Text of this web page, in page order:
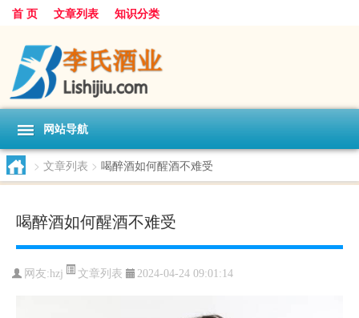
首 页 文章列表 知识分类
网站导航
> 文章列表 > 喝醉酒如何醒酒不难受
喝醉酒如何醒酒不难受
网友:hzj 文章列表 2024-04-24 09:01:14